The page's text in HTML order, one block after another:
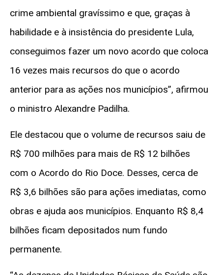
crime ambiental gravíssimo e que, graças à
habilidade e à insistência do presidente Lula,
conseguimos fazer um novo acordo que coloca
16 vezes mais recursos do que o acordo
anterior para as ações nos municípios”, afirmou
o ministro Alexandre Padilha.
Ele destacou que o volume de recursos saiu de
R$ 700 milhões para mais de R$ 12 bilhões
com o Acordo do Rio Doce. Desses, cerca de
R$ 3,6 bilhões são para ações imediatas, como
obras e ajuda aos municípios. Enquanto R$ 8,4
bilhões ficam depositados num fundo
permanente.